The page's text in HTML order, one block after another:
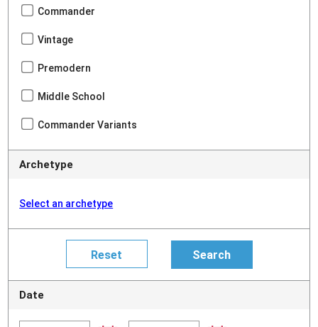
Commander
Vintage
Premodern
Middle School
Commander Variants
Archetype
Select an archetype
Date